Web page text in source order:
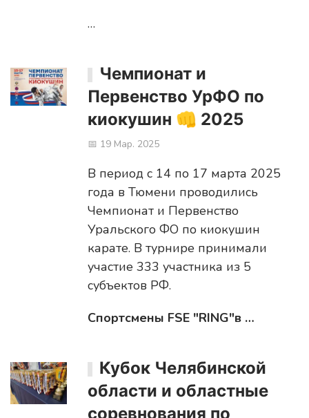
…
Чемпионат и
Первенство УрФО по
киокушин 👊 2025
📅 19 Мар. 2025
В период с 14 по 17 марта 2025
года в Тюмени проводились
Чемпионат и Первенство
Уральского ФО по киокушин
карате. В турнире принимали
участие 333 участника из 5
субъектов РФ.
Спортсмены FSE "RING"в …
Кубок Челябинской
области и областные
соревнования по